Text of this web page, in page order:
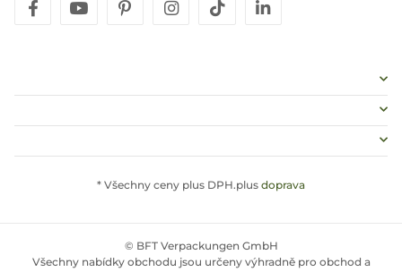
facebookyoutubepinterestinstagram
tiktok
* Všechny ceny plus DPH.plus doprava
© BFT Verpackungen GmbH
Všechny nabídky obchodu jsou určeny výhradně pro obchod a